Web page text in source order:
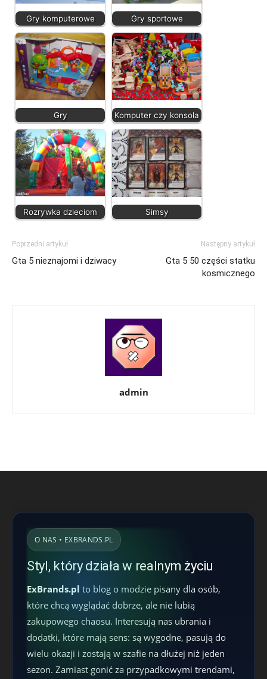
Gry komputerowe Gry sportowe
Gry Komputer czy konsola
Rozrywka dzieciom Simsy
Poprzedni artykuł
Gta 5 nieznajomi i dziwacy
Następny artykuł
Gta 5 50 części statku
kosmicznego
admin
O NAS • EXBRANDS.PL
Styl, który działa w realnym życiu
ExBrands.pl to blog o modzie pisany dla osób,
które chcą wyglądać dobrze, ale nie lubią
zakupowego chaosu. Interesują nas ubrania i
dodatki, które mają sens: są wygodne, pasują do
wielu okazji i zostają w szafie na dłużej niż jeden
sezon. Zamiast gonić za przypadkowymi trendami,